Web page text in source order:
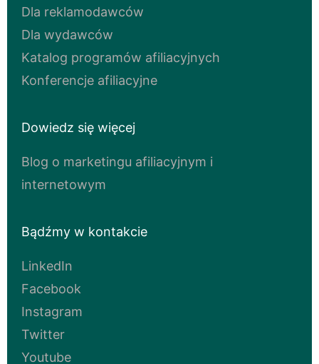
Dla reklamodawców
Dla wydawców
Katalog programów afiliacyjnych
Konferencje afiliacyjne
Dowiedz się więcej
Blog o marketingu afiliacyjnym i
internetowym
Bądźmy w kontakcie
LinkedIn
Facebook
Instagram
Twitter
Youtube